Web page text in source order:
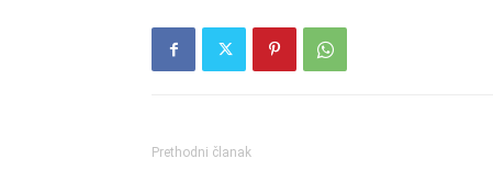
Prethodni članak